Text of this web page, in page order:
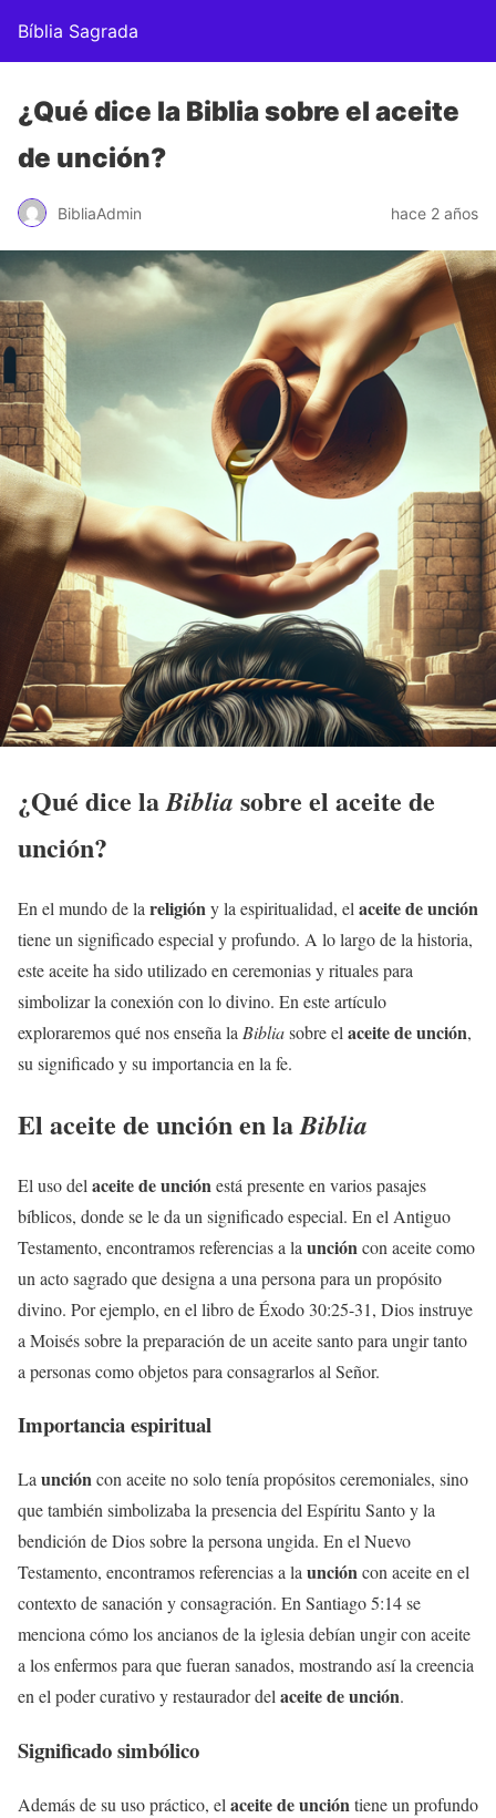
Bíblia Sagrada
¿Qué dice la Biblia sobre el aceite
de unción?
BibliaAdmin hace 2 años
¿Qué dice laBiblia sobre el aceite de
unción?
En el mundo de la religióny la espiritualidad, el aceite deunción
tiene un significado especial y profundo. A lo largo de la historia,
este aceite ha sido utilizado en ceremonias y rituales para
simbolizar la conexión con lo divino. En este artículo
exploraremos qué nos enseña la Bibliasobre el aceite deunción,
su significado y su importancia en la fe.
El aceite de unciónen laBiblia
El uso del aceite deunciónestá presente en varios pasajes
bíblicos, donde se le da un significado especial. En el Antiguo
Testamento, encontramos referencias a la uncióncon aceite como
un acto sagrado que designa a una persona para un propósito
divino. Por ejemplo, en el libro de Éxodo 30:25-31, Dios instruye
a Moisés sobre la preparación de un aceite santo para ungir tanto
a personas como objetos para consagrarlos al Señor.
Importancia espiritual
La uncióncon aceite no solo tenía propósitos ceremoniales, sino
que también simbolizaba la presencia del Espíritu Santo y la
bendición de Dios sobre la persona ungida. En el Nuevo
Testamento, encontramos referencias a la uncióncon aceite en el
contexto de sanación y consagración. En Santiago 5:14 se
menciona cómo los ancianos de la iglesia debían ungir con aceite
a los enfermos para que fueran sanados, mostrando así la creencia
en el poder curativo y restaurador del aceite deunción.
Significado simbólico
Además de su uso práctico, el aceite deunción tiene un profundo